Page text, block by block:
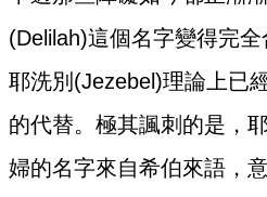
(Delilah)這個名字變得完
耶洗別(Jezebel)理論上已
的代替。極其諷刺的是，
婦的名字來自希伯來語，